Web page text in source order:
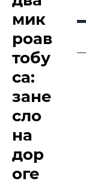
мик
роав
тобу
са:
зане
сло
на
дор
оге